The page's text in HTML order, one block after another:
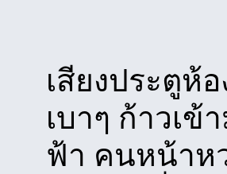
เสียงประตูห้
เบาๆ ก้าวเ
ฟ้า คนหน้าห